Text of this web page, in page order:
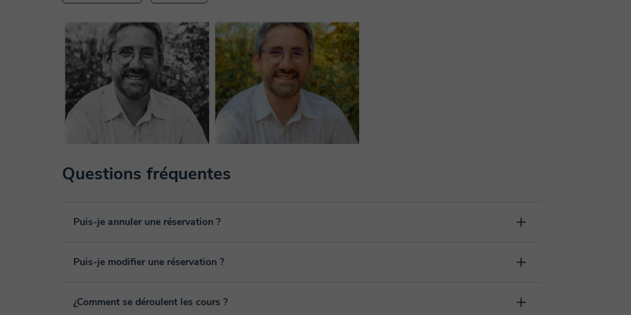
Questions fréquentes
Puis-je annuler une réservation ?
Oui, vous pouvez annuler une réservation jusqu'à 8 heures avant le début du cours, en indiquant la raison
Puis-je modifier une réservation ?
Oui, un empêchement peut toujours arriver, vous pouvez donc changer l'heure ou le jour de votre cours
¿Comment se déroulent les cours ?